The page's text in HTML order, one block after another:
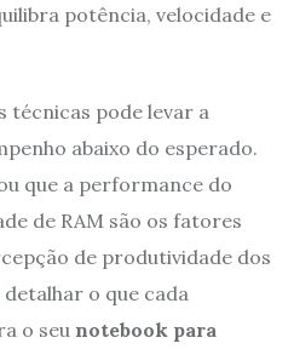
potência, velocidade e
técnicas pode levar a
abaixo do esperado.
que a performance do
de RAM são os fatores
de produtividade dos
o que cada
o seu notebook para